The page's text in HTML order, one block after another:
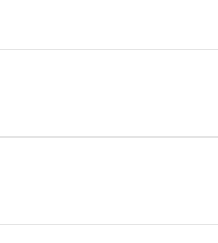
gebruikte telefoon of